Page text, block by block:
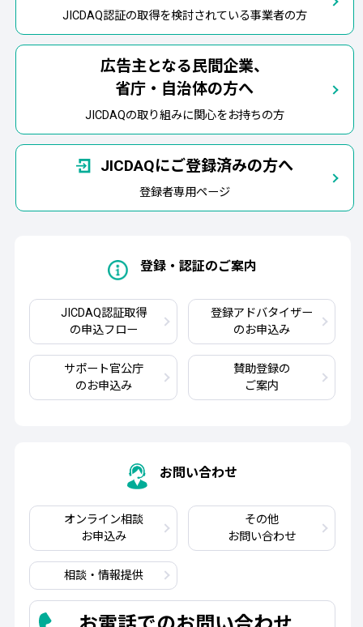
JICDAQ認証の取得を検討されている事業者の方
広告主となる民間企業、
省庁・自治体の方へ
JICDAQの取り組みに関心をお持ちの方
JICDAQにご登録済みの方へ
登録者専用ページ
登録・認証のご案内
JICDAQ認証取得
の申込フロー
登録アドバタイザー
のお申込み
サポート官公庁
のお申込み
賛助登録の
ご案内
お問い合わせ
オンライン相談
お申込み
その他
お問い合わせ
相談・情報提供